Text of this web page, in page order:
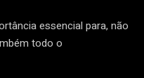
essencial para, não
todo o